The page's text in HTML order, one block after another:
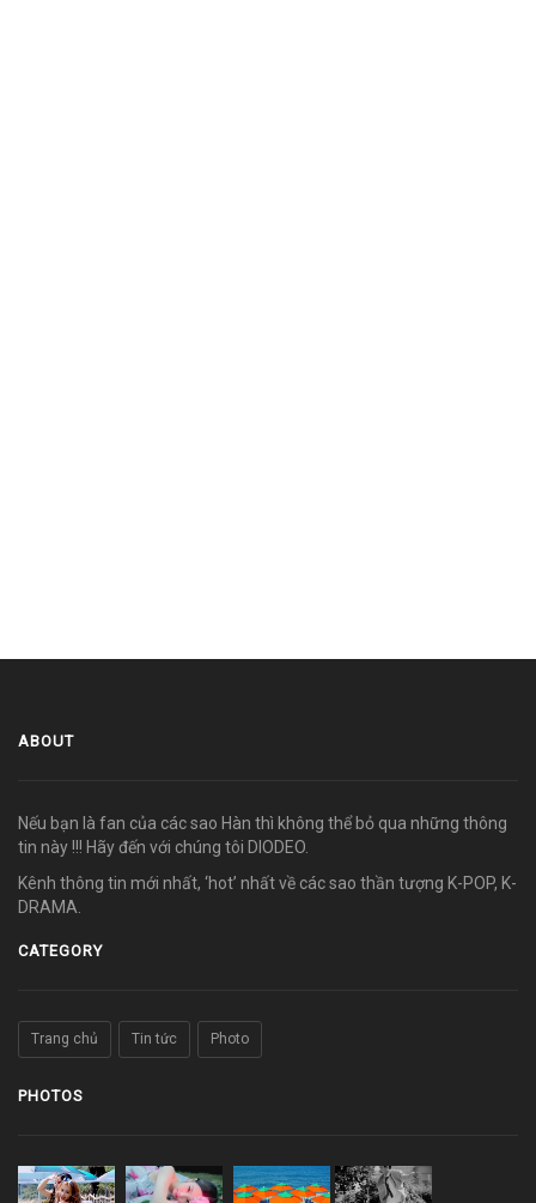
ABOUT
Nếu bạn là fan của các sao Hàn thì không thể bỏ qua những thông
tin này !!! Hãy đến với chúng tôi DIODEO.
Kênh thông tin mới nhất, ‘hot’ nhất về các sao thần tượng K-POP, K-
DRAMA.
CATEGORY
Trang chủ Tin tức Photo
PHOTOS